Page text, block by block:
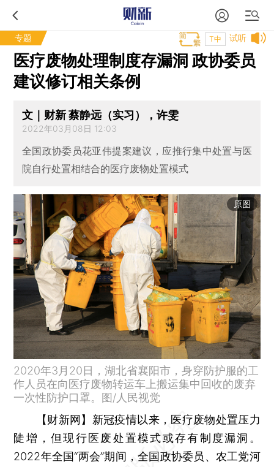
专题 试听
T中
医疗废物处理制度存漏洞 政协委员
建议修订相关条例
文｜财新 蔡静远（实习），许雯
2022年03月08日 12:03
全国政协委员花亚伟提案建议，应推行集中处置与医
院自行处置相结合的医疗废物处置模式
原图
2020年3月20日，湖北省襄阳市，身穿防护服的工
作人员在向医疗废物转运车上搬运集中回收的废弃
一次性防护口罩。图/人民视觉
【财新网】 新冠疫情以来，医疗废物处置压力
陡增，但现行医废处置模式或存有制度漏洞。
2022年全国“两会”期间，全国政协委员、农工党河